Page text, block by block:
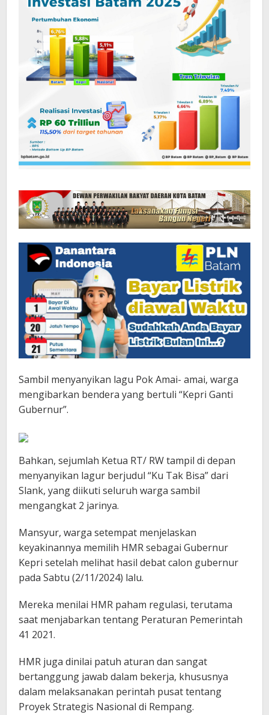
Sambil menyanyikan lagu Pok Amai- amai, warga
mengibarkan bendera yang bertuli “Kepri Ganti
Gubernur”.
Bahkan, sejumlah Ketua RT/ RW tampil di depan
menyanyikan lagur berjudul “Ku Tak Bisa” dari
Slank, yang diikuti seluruh warga sambil
mengangkat 2 jarinya.
Mansyur, warga setempat menjelaskan
keyakinannya memilih HMR sebagai Gubernur
Kepri setelah melihat hasil debat calon gubernur
pada Sabtu (2/11/2024) lalu.
Mereka menilai HMR paham regulasi, terutama
saat menjabarkan tentang Peraturan Pemerintah
41 2021.
HMR juga dinilai patuh aturan dan sangat
bertanggung jawab dalam bekerja, khususnya
dalam melaksanakan perintah pusat tentang
Proyek Strategis Nasional di Rempang.